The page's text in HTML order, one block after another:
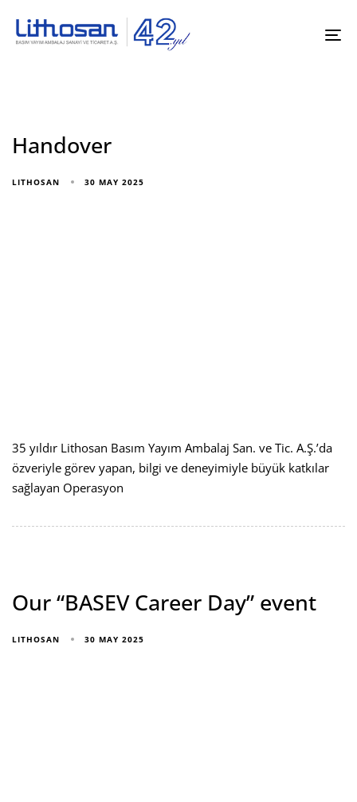
Handover
LITHOSAN 30 MAY 2025
35 yıldır Lithosan Basım Yayım Ambalaj San. ve Tic. A.Ş.’da
özveriyle görev yapan, bilgi ve deneyimiyle büyük katkılar
sağlayan Operasyon
Our “BASEV Career Day” event
LITHOSAN 30 MAY 2025